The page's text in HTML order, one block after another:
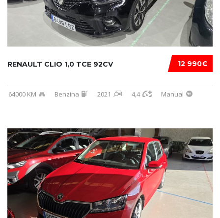
12 990€
RENAULT CLIO 1,0 TCE 92CV
64000 KM Benzina 2021 4,4 Manual